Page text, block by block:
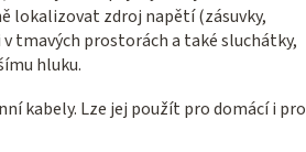
lokalizovat zdroj napětí (zásuvky,
tmavých prostorách a také sluchátky,
hluku.
kabely. Lze jej použít pro domácí i pro